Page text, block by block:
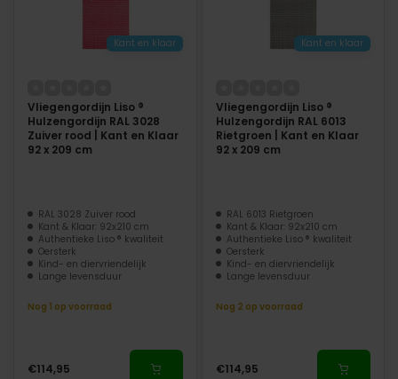
Kant en klaar
Vliegengordijn Liso ®
Hulzengordijn RAL 3028
Zuiver rood | Kant en Klaar
92 x 209 cm
RAL 3028 Zuiver rood
Kant & Klaar: 92x210 cm
Authentieke Liso ® kwaliteit
Oersterk
Kind- en diervriendelijk
Lange levensduur
Nog 1 op voorraad
€114,95
Kant en klaar
Vliegengordijn Liso ®
Hulzengordijn RAL 6013
Rietgroen | Kant en Klaar
92 x 209 cm
RAL 6013 Rietgroen
Kant & Klaar: 92x210 cm
Authentieke Liso ® kwaliteit
Oersterk
Kind- en diervriendelijk
Lange levensduur
Nog 2 op voorraad
€114,95